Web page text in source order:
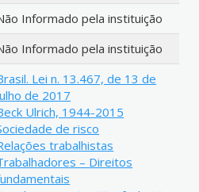
Informado pela instituição
Informado pela instituição
Lei n. 13.467, de 13 de
de 2017
Ulrich, 1944-2015
de risco
trabalhistas
– Direitos